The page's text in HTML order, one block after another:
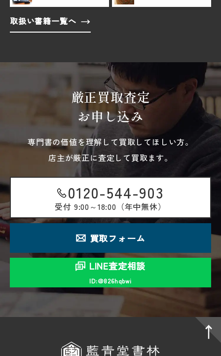
取扱い書籍一覧へ
厳正買取査定
お申し込み
専門書の価値を理解して買取してほしい方。
店主が厳正に査定して買取ます。
0120-544-903
受付 9:00～18:00（年中無休）
買取フォーム
LINE査定相談
ID:＠826hqbwi